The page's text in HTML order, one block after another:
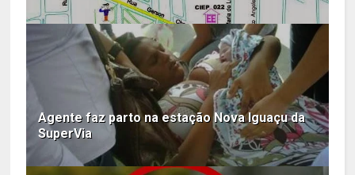
Agente faz parto na estação Nova Iguaçu da
SuperVia